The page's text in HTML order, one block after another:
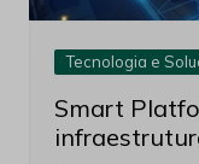
Tecnologia e
Smart